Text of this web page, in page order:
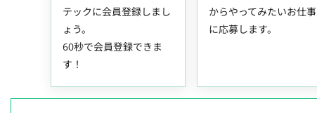
テックに会員登録しまし
ょう。
60秒で会員登録できま
す！
からやってみたいお仕事
に応募します。